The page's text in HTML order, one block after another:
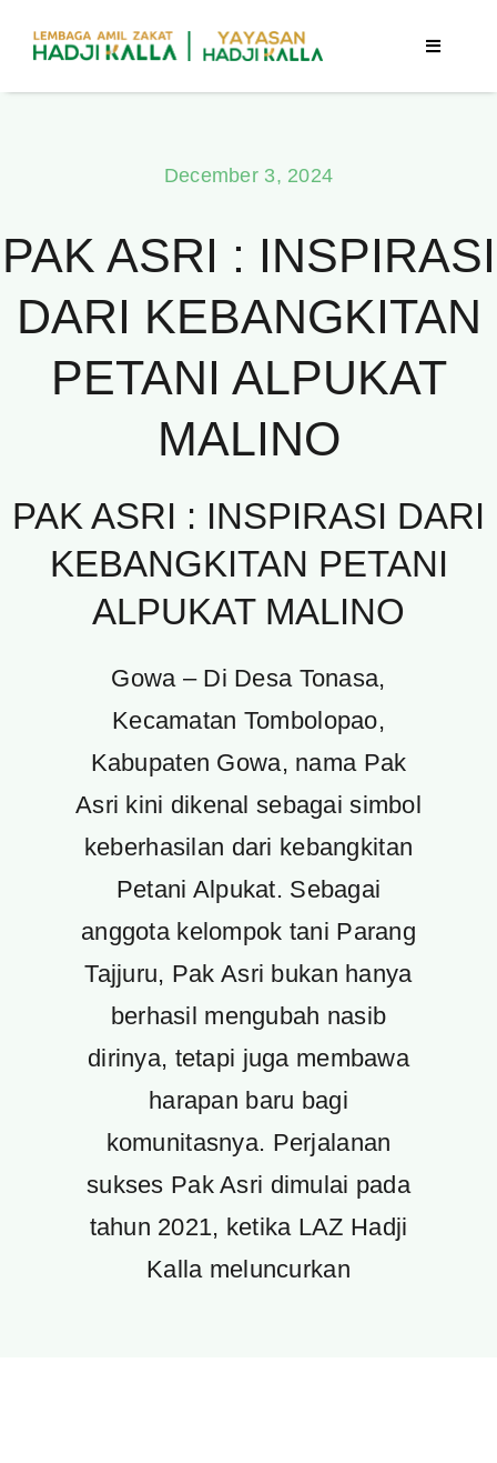
content
Toggle
Program
December 3, 2024
PAK ASRI : INSPIRASI
DARI KEBANGKITAN
PETANI ALPUKAT
MALINO
PAK ASRI : INSPIRASI DARI
KEBANGKITAN PETANI
ALPUKAT MALINO
Gowa – Di Desa Tonasa,
Kecamatan Tombolopao,
Kabupaten Gowa, nama Pak
Asri kini dikenal sebagai simbol
keberhasilan dari kebangkitan
Petani Alpukat. Sebagai
anggota kelompok tani Parang
Tajjuru, Pak Asri bukan hanya
berhasil mengubah nasib
dirinya, tetapi juga membawa
harapan baru bagi
komunitasnya. Perjalanan
sukses Pak Asri dimulai pada
tahun 2021, ketika LAZ Hadji
Kalla meluncurkan